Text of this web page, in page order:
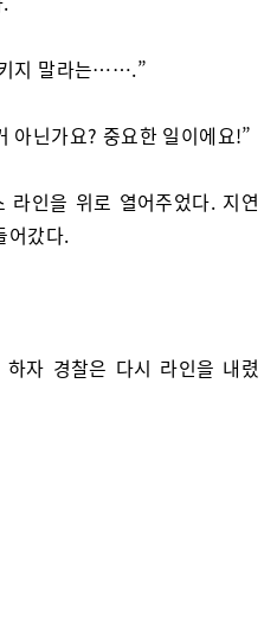
지 말라는…….”
아닌가요? 중요한 일이에요!”
라인을 위로 열어주었다. 지연
어갔다.
자 경찰은 다시 라인을 내렸